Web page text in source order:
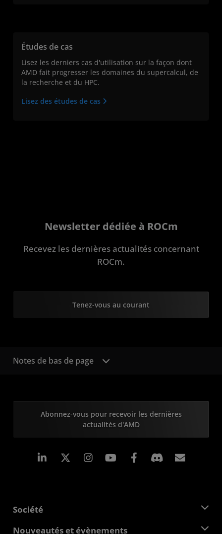
Études de cas
Lisez les derniers cas d'utilisation sur la façon dont
AMD fait progresser les domaines du supercalcul, de
la recherche et du HPC.
Lisez des études de cas
Newsletter dédiée à ROCm
Recevez les dernières actualités concernant
ROCm.
Tenez-vous au courant
Notes de bas de page
Abonnez-vous pour recevoir les dernières
actualités d'AMD
LinkedIn Instagram Facebook
Société
À propos d'AMD
Nouveautés et évènements